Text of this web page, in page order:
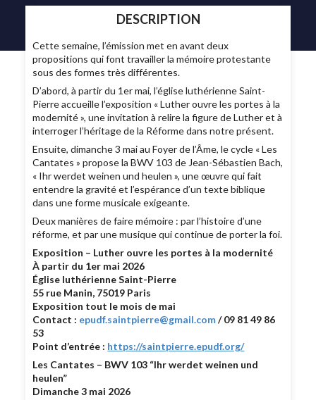
DESCRIPTION
Cette semaine, l’émission met en avant deux
propositions qui font travailler la mémoire protestante
sous des formes très différentes.
D’abord, à partir du 1er mai, l’église luthérienne Saint-
Pierre accueille l’exposition « Luther ouvre les portes à la
modernité », une invitation à relire la figure de Luther et à
interroger l’héritage de la Réforme dans notre présent.
Ensuite, dimanche 3 mai au Foyer de l’Âme, le cycle « Les
Cantates » propose la BWV 103 de Jean-Sébastien Bach,
« Ihr werdet weinen und heulen », une œuvre qui fait
entendre la gravité et l’espérance d’un texte biblique
dans une forme musicale exigeante.
Deux manières de faire mémoire : par l’histoire d’une
réforme, et par une musique qui continue de porter la foi.
Exposition – Luther ouvre les portes à la modernité
À partir du 1er mai 2026
Église luthérienne Saint-Pierre
55 rue Manin, 75019 Paris
Exposition tout le mois de mai
Contact : epudf.saintpierre@gmail.com/ 09 81 49 86
53
Point d’entrée : https://saintpierre.epudf.org/
Les Cantates – BWV 103 “Ihr werdet weinen und
heulen”
Dimanche 3 mai 2026